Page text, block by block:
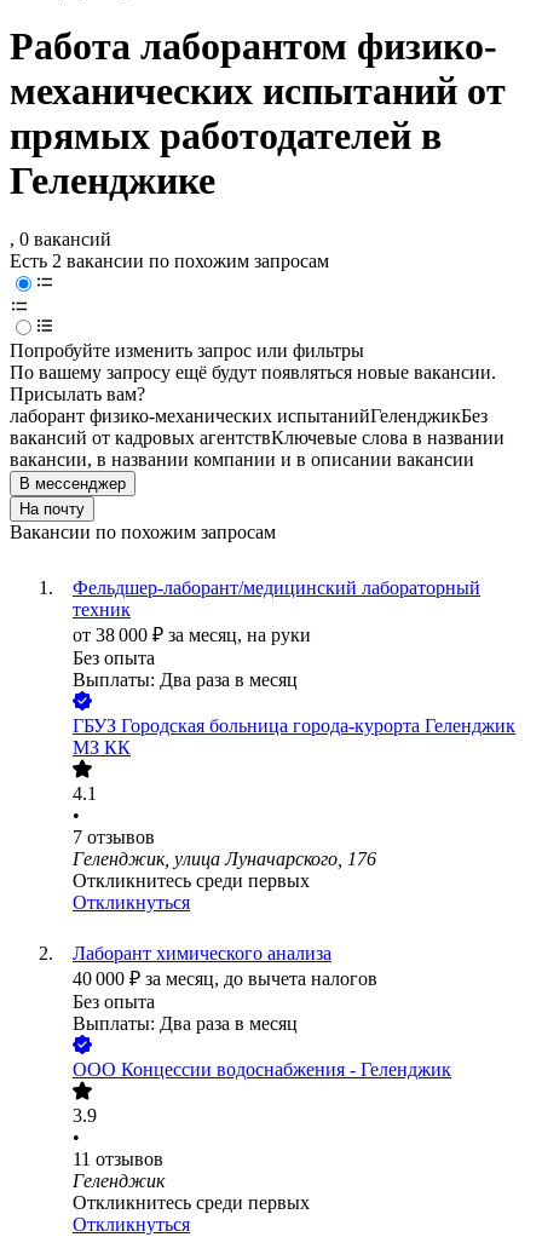
Работа лаборантом физико-
механических испытаний от
прямых работодателей в
Геленджике
, 0 вакансий
Есть 2 вакансии по похожим запросам
Попробуйте изменить запрос или фильтры
По вашему запросу ещё будут появляться новые вакансии.
Присылать вам?
лаборант физико-механических испытанийГеленджикБез
вакансий от кадровых агентствКлючевые слова в названии
вакансии, в названии компании и в описании вакансии
В мессенджер
На почту
Вакансии по похожим запросам
Фельдшер-лаборант/медицинский лабораторный
техник
от 38 000 ₽ за месяц, на руки
Без опыта
Выплаты: Два раза в месяц
ГБУЗ Городская больница города-курорта Геленджик
МЗ КК
4.1
•
7 отзывов
Геленджик, улица Луначарского, 176
Откликнитесь среди первых
Откликнуться
Лаборант химического анализа
40 000 ₽ за месяц, до вычета налогов
Без опыта
Выплаты: Два раза в месяц
ООО Концессии водоснабжения - Геленджик
3.9
•
11 отзывов
Геленджик
Откликнитесь среди первых
Откликнуться